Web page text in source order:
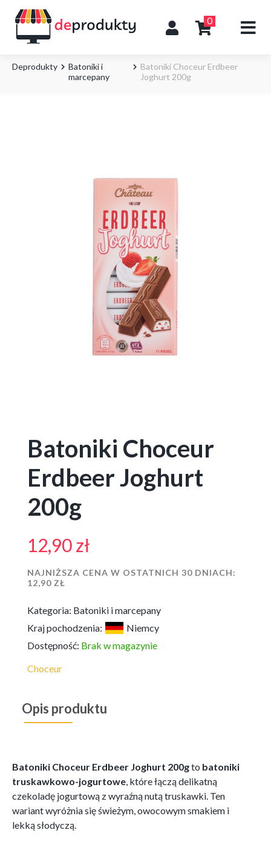
0
Deprodukty
Batoniki i
marcepany
Batoniki Choceur Erdbeer
Joghurt 200g
Batoniki Choceur
Erdbeer Joghurt
200g
12,90zł
NAJNIŻSZA CENA W OSTATNICH 30 DNIACH:
12,90 ZŁ
Kategoria: Batoniki i marcepany
Kraj pochodzenia:
Niemcy
Dostępność: Brak w magazynie
Choceur
Opis produktu
Batoniki Choceur Erdbeer Joghurt 200gto batoniki
truskawkowo-jogurtowe , które łączą delikatną
czekoladę jogurtową z wyraźną nutą truskawki. Ten
wariant wyróżnia się świeżym, owocowym smakiem i
lekką słodyczą.